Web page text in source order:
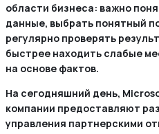
области бизнеса: важно
данные, выбрать понятный
регулярно проверять
быстрее находить слабые
на основе фактов.
На сегодняшний день,
компании предоставляют
управления партнерскими